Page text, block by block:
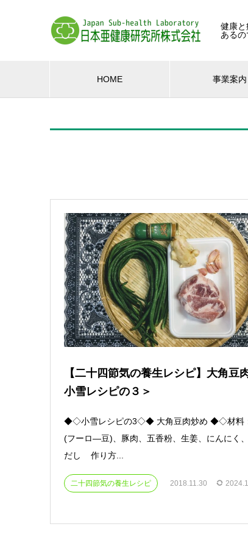
健康
あるの
HOME 事業案内
【二十四節気の養生レシピ】大角豆
小雪レシピの３＞
◆◇小雪レシピの3◇◆ 大角豆肉炒め ◆◇材料
(フーロ―豆)、豚肉、五香粉、生姜、にんにく
だし 作り方...
二十四節気の養生レシピ 2018.11.30